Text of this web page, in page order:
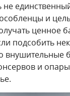
не
и
ценное
подсобить
внушительные
и